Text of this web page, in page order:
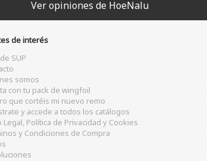
Ver opiniones de HoeNalu
de interés
SUP
somos
con tu pack de wingfoil
que cortéis mi nuevo remo
y accede a todos los catálogos
Legal, Política de Privacidad y Cookies
y Condiciones de Compra